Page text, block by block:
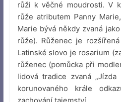
růži k věčné moudrosti. V
růže atributem Panny
Marie bývá někdy zvaná
růže). Růženec je
Latinské slovo je rosarium
růženec (pomůcka při
lidová tradice zvaná
korunovaného krále